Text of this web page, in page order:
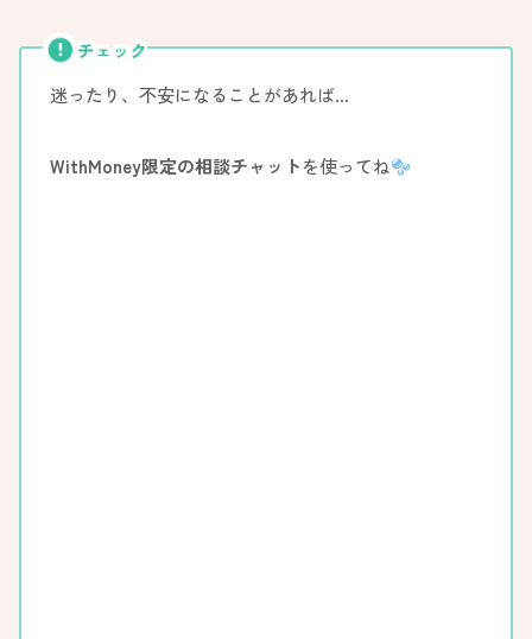
迷ったり、不安になることがあれば…
WithMoney限定の相談チャットを使ってね